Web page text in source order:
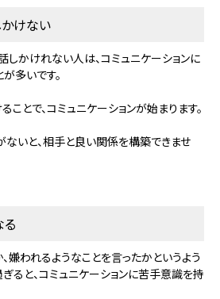
けない
かけれない人は、コミュニケーションに
多いです。
ことで、コミュニケーションが始まります。
ないと、相手と良い関係を構築できませ
嫌われるようなことを言ったかというよう
ると、コミュニケーションに苦手意識を持